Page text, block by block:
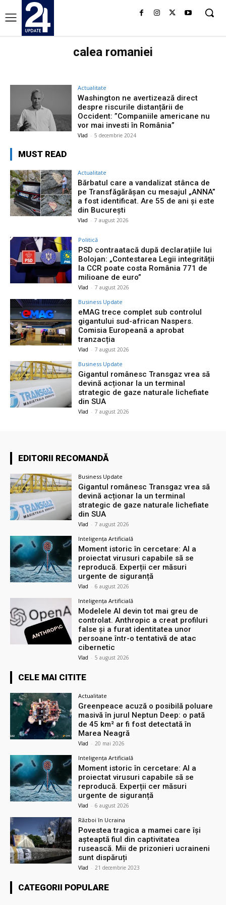
calea romaniei
Actualitate
Washington ne avertizează direct
despre riscurile distanțării de
Occident: ”Companiile americane nu
vor mai investi în România”
Vlad - 5 decembrie 2024
MUST READ
Actualitate
Bărbatul care a vandalizat stânca de
pe Transfăgărășan cu mesajul „ANNA”
a fost identificat. Are 55 de ani și este
din București
Vlad - 7 august 2026
Politică
PSD contraatacă după declarațiile lui
Bolojan: „Contestarea Legii integrității
la CCR poate costa România 771 de
milioane de euro”
Vlad - 7 august 2026
Business Update
eMAG trece complet sub controlul
gigantului sud-african Naspers.
Comisia Europeană a aprobat
tranzacția
Vlad - 7 august 2026
Business Update
Gigantul românesc Transgaz vrea să
devină acționar la un terminal
strategic de gaze naturale lichefiate
din SUA
Vlad - 7 august 2026
EDITORII RECOMANDĂ
Business Update
Gigantul românesc Transgaz vrea să
devină acționar la un terminal
strategic de gaze naturale lichefiate
din SUA
Vlad - 7 august 2026
Inteligența Artificială
Moment istoric în cercetare: AI a
proiectat virusuri capabile să se
reproducă. Experții cer măsuri
urgente de siguranță
Vlad - 6 august 2026
Inteligența Artificială
Modelele AI devin tot mai greu de
controlat. Anthropic a creat profiluri
false și a furat identitatea unor
persoane într-o tentativă de atac
cibernetic
Vlad - 5 august 2026
CELE MAI CITITE
Actualitate
Greenpeace acuză o posibilă poluare
masivă în jurul Neptun Deep: o pată
de 45 km² ar fi fost detectată în
Marea Neagră
Vlad - 20 mai 2026
Inteligența Artificială
Moment istoric în cercetare: AI a
proiectat virusuri capabile să se
reproducă. Experții cer măsuri
urgente de siguranță
Vlad - 6 august 2026
Război în Ucraina
Povestea tragica a mamei care își
așteaptă fiul din captivitatea
rusească. Mii de prizonieri ucraineni
sunt dispăruți
Vlad - 21 decembrie 2023
CATEGORII POPULARE